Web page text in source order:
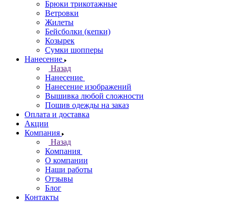
Брюки трикотажные
Ветровки
Жилеты
Бейсболки (кепки)
Козырек
Сумки шопперы
Нанесение
Назад
Нанесение
Нанесение изображений
Вышивка любой сложности
Пошив одежды на заказ
Оплата и доставка
Акции
Компания
Назад
Компания
О компании
Наши работы
Отзывы
Блог
Контакты